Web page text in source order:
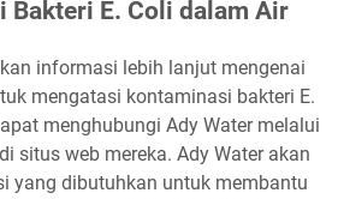
Bakteri E. Coli dalam Air
informasi lebih lanjut mengenai
mengatasi kontaminasi bakteri E.
menghubungi Ady Water melalui
situs web mereka. Ady Water akan
yang dibutuhkan untuk membantu